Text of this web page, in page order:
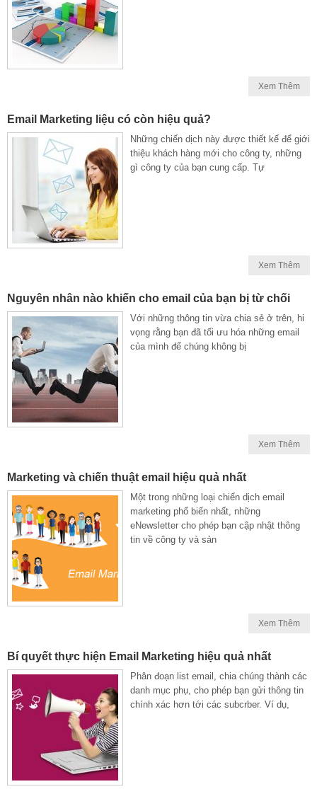
Xem Thêm
Email Marketing liệu có còn hiệu quả?
Những chiến dịch này được thiết kế để giới
thiệu khách hàng mới cho công ty, những
gì công ty của bạn cung cấp. Tự
Xem Thêm
Nguyên nhân nào khiến cho email của bạn bị từ chối
Với những thông tin vừa chia sẻ ở trên, hi
vọng rằng bạn đã tối ưu hóa những email
của mình để chúng không bị
Xem Thêm
Marketing và chiến thuật email hiệu quả nhất
Một trong những loại chiến dịch email
marketing phổ biến nhất, những
eNewsletter cho phép bạn cập nhật thông
tin về công ty và sản
Xem Thêm
Bí quyết thực hiện Email Marketing hiệu quả nhất
Phân đoạn list email, chia chúng thành các
danh mục phụ, cho phép bạn gửi thông tin
chính xác hơn tới các subcrber. Ví dụ,